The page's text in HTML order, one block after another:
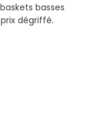
basses
dégriffé.